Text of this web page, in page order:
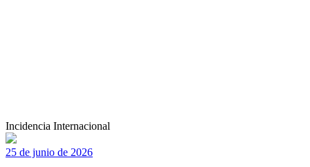
Incidencia Internacional
25 de junio de 2026